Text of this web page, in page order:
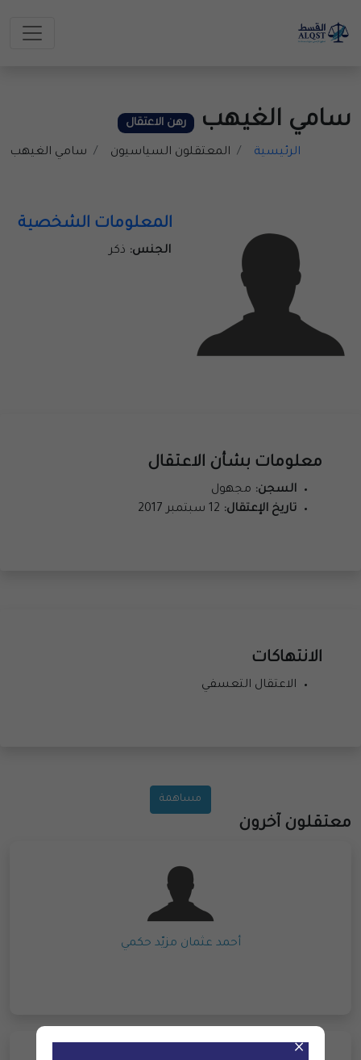
سامي الغيهب رهن الاعتقال
الرئيسية المعتقلون السياسيون سامي الغيهب
المعلومات الشخصية
الجنس: ذكر
معلومات بشأن الاعتقال
السجن: مجهول
تاريخ الإعتقال:
الانتهاكات
الاعتقال التعسفي
مساهمة
معتقلون آخرون
أحمد عثمان مزيّد حكمي
×